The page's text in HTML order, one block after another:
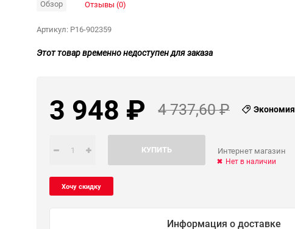
Обзор Отзывы (0)
Артикул: P16-902359
Этот товар временно недоступен для заказа
3 948 ₽ 4 737,60₽ Экономия
КУПИТЬ Интернет магазин
Нет в наличии
Информация о доставке